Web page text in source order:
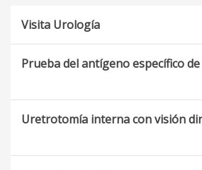
Visita Urología
Prueba del antígeno específico
Uretrotomía interna con visión